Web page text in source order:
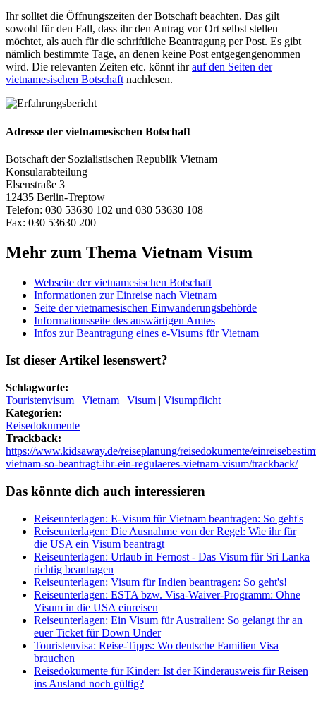
Ihr solltet die Öffnungszeiten der Botschaft beachten. Das gilt
sowohl für den Fall, dass ihr den Antrag vor Ort selbst stellen
möchtet, als auch für die schriftliche Beantragung per Post. Es gibt
nämlich bestimmte Tage, an denen keine Post entgegengenommen
wird. Die relevanten Zeiten etc. könnt ihrauf den Seiten der
vietnamesischen Botschaft nachlesen.
Adresse der vietnamesischen Botschaft
Botschaft der Sozialistischen Republik Vietnam
Konsularabteilung
Elsenstraße 3
12435 Berlin-Treptow
Telefon: 030 53630 102 und 030 53630 108
Fax: 030 53630 200
Mehr zum Thema Vietnam Visum
Webseite der vietnamesischen Botschaft
Informationen zur Einreise nach Vietnam
Seite der vietnamesischen Einwanderungsbehörde
Informationsseite des auswärtigen Amtes
Infos zur Beantragung eines e-Visums für Vietnam
Ist dieser Artikel lesenswert?
Schlagworte:
Touristenvisum | Vietnam | Visum | Visumpflicht
Kategorien:
Reisedokumente
Trackback:
https://www.kidsaway.de/reiseplanung/reisedokumente/
vietnam-so-beantragt-ihr-ein-regulaeres-vietnam-visum/trackback/
Das könnte dich auch interessieren
Reiseunterlagen: E-Visum für Vietnam beantragen: So geht's
Reiseunterlagen: Die Ausnahme von der Regel: Wie ihr für
die USA ein Visum beantragt
Reiseunterlagen: Urlaub in Fernost - Das Visum für Sri Lanka
richtig beantragen
Reiseunterlagen: Visum für Indien beantragen: So geht's!
Reiseunterlagen: ESTA bzw. Visa-Waiver-Programm: Ohne
Visum in die USA einreisen
Reiseunterlagen: Ein Visum für Australien: So gelangt ihr an
euer Ticket für Down Under
Touristenvisa: Reise-Tipps: Wo deutsche Familien Visa
brauchen
Reisedokumente für Kinder: Ist der Kinderausweis für Reisen
ins Ausland noch gültig?